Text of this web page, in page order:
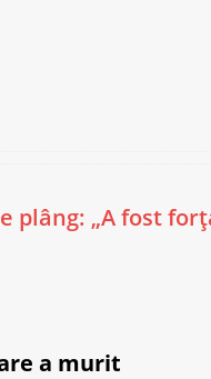
plâng: „A fost
a murit